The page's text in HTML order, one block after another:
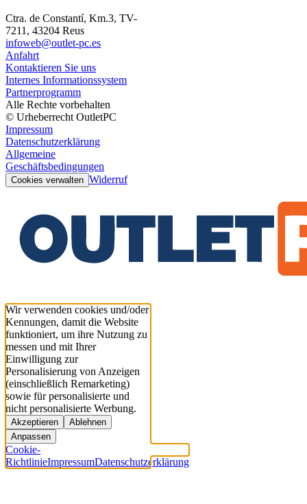
Ctra. de Constantí, Km.3, TV-
7211, 43204 Reus
infoweb@outlet-pc.es
Anfahrt
Kontaktieren Sie uns
Internes Informationssystem
Partnerprogramm
Alle Rechte vorbehalten
© Urheberrecht OutletPC
Impressum
Datenschutzerklärung
Allgemeine
Geschäftsbedingungen
Cookies verwalten Widerruf
Wir verwenden cookies und/oder
Kennungen, damit die Website
funktioniert, um ihre Nutzung zu
messen und mit Ihrer
Einwilligung zur
Personalisierung von Anzeigen
(einschließlich Remarketing)
sowie für personalisierte und
nicht personalisierte Werbung.
Akzeptieren
Ablehnen
Anpassen
Cookie-
RichtlinieImpressumDatenschutzerklärung